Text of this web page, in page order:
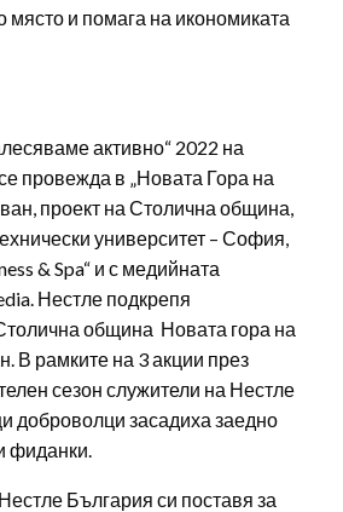
място и помага на икономиката
активно“ 2022 на
провежда в „Новата Гора на
проект на Столична община,
университет – София,
& Spa“ и с медийната
Нестле подкрепя
община Новата гора на
В рамките на 3 акции през
сезон служители на Нестле
доброволци засадиха заедно
фиданки.
България си поставя за